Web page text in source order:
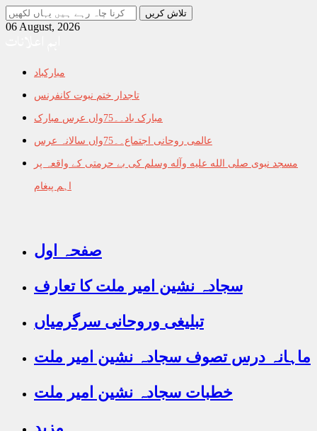
جو
تلاش
یہاں
06 August, 2026
اہم اعلانات
مبارکباد
تاجدار ختم نبوت کانفرنس
مبارک باد۔۔75واں عرس مبارک
عالمی روحانی اجتماع۔۔75واں سالانہ عرس
مسجد نبوی صلى الله عليه وآله وسلم کی بے حرمتی کے واقعہ پر
اہم پیغام
صفحہ اول
سجادہ نشین امیر ملت کا تعارف
تبلیغی وروحانی سرگرمیاں
ماہانہ درس تصوف سجادہ نشین امیر ملت
خطبات سجادہ نشین امیر ملت